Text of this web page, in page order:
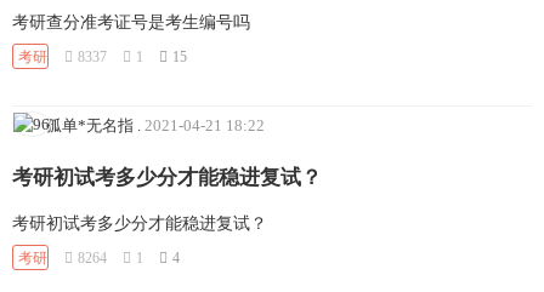
考研查分准考证号是考生编号吗
考研 8337 1 15
孤单*无名指 2021-04-21 18:22
考研初试考多少分才能稳进复试？
考研初试考多少分才能稳进复试？
考研 8264 1 4